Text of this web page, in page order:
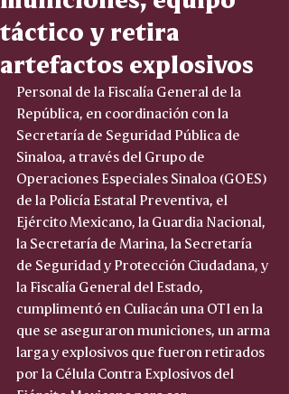
táctico y retira
artefactos explosivos
Personal de la Fiscalía General de la
República, en coordinación con la
Secretaría de Seguridad Pública de
Sinaloa, a través del Grupo de
Operaciones Especiales Sinaloa (GOES)
de la Policía Estatal Preventiva, el
Ejército Mexicano, la Guardia Nacional,
la Secretaría de Marina, la Secretaría
de Seguridad y Protección Ciudadana, y
la Fiscalía General del Estado,
cumplimentó en Culiacán una OTI en la
que se aseguraron municiones, un arma
larga y explosivos que fueron retirados
por la Célula Contra Explosivos del